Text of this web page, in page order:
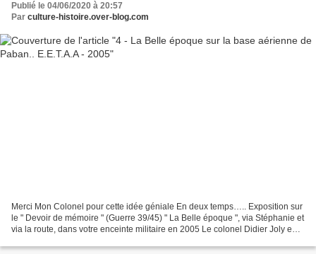
Publié le 04/06/2020 à 20:57
Par culture-histoire.over-blog.com
Merci Mon Colonel pour cette idée géniale En deux temps….. Exposition sur
le " Devoir de mémoire " (Guerre 39/45) " La Belle époque ", via Stéphanie et
via la route, dans votre enceinte militaire en 2005 Le colonel Didier Joly en